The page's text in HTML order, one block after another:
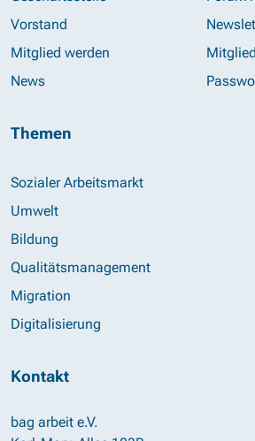
Vorstand
Mitglied werden
News
Themen
Sozialer Arbeitsmarkt
Umwelt
Bildung
Qualitätsmanagement
Migration
Digitalisierung
Kontakt
bag arbeit e.V.